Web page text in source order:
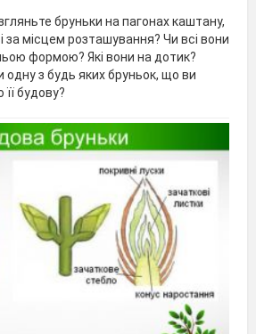
бруньки на пагонах каштану,
за місцем розташування? Чи всі вони
формою? Які вони на дотик?
одну з будь яких бруньок, що ви
будову?